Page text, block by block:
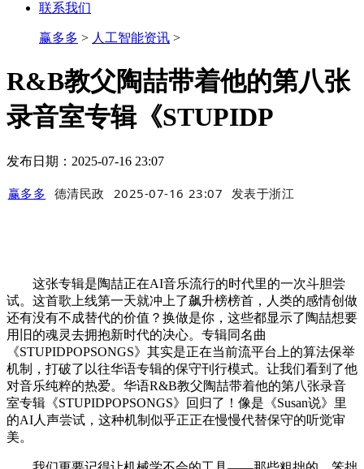
联系我们
赢多多 > 人工智能资讯 >
R&B教父陶喆带着他的第八张
录音室专辑《STUPIDP
发布日期：2025-07-16 23:07
赢多多 德清民政 2025-07-16 23:07 发表于浙江
这张专辑是陶喆正在AI音乐流行的时代里的一次斗胆尝
试。这首歌上线第一天就冲上了飙升榜榜首，人类的感情创做
还有没有不成替代的价值？换做是你，这些都显示了陶喆想要
用旧的魂灵去拥抱新时代的决心。专辑同名曲
《STUPIDPOPSONGS》其实是正在当前流平台上的算法保举
机制，打破了以往华语专辑的保守刊行模式。让我们看到了他
对音乐纯粹的热爱。华语R&B教父陶喆带着他的第八张录音
室专辑《STUPIDPOPSONGS》回归了！像是《Susan说》里
的AI人声尝试，这种机制似乎正正在慢慢代替保守的听觉审
美。